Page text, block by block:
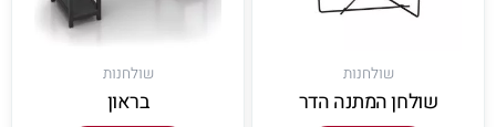
שולחנות
שולחן המתנה הדר
שולחנות
בראון